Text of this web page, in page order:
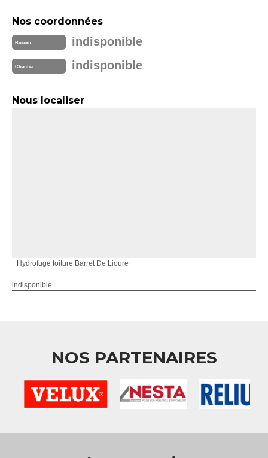
Nos coordonnées
Bureau indisponible
Chantier indisponible
Nous localiser
Hydrofuge toiture Barret De Lioure
indisponible
NOS PARTENAIRES